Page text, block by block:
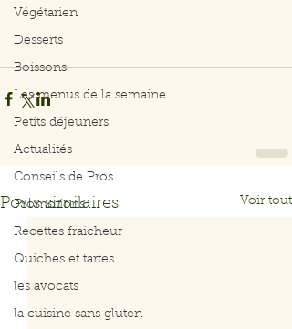
Végétarien
Desserts
Boissons
Les menus de la semaine
Petits déjeuners
Actualités
Conseils de Pros
Promotions
Recettes fraicheur
Quiches et tartes
les avocats
la cuisine sans gluten
Posts similaires Voir tout